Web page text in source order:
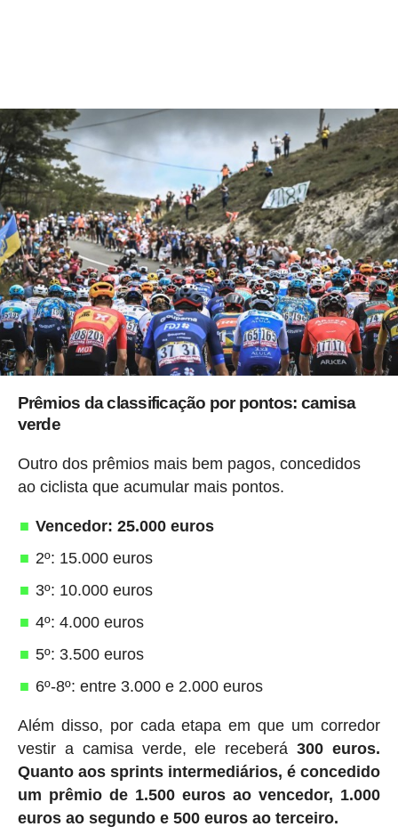
Prêmios da classificação por pontos: camisa
verde
Outro dos prêmios mais bem pagos, concedidos
ao ciclista que acumular mais pontos.
Vencedor: 25.000 euros
2º: 15.000 euros
3º: 10.000 euros
4º: 4.000 euros
5º: 3.500 euros
6º-8º: entre 3.000 e 2.000 euros
Além disso, por cada etapa em que um corredor
vestir a camisa verde, ele receberá300 euros.
Quanto aos sprints intermediários, é concedido
um prêmio de 1.500 euros ao vencedor, 1.000
euros ao segundo e 500 euros ao terceiro.